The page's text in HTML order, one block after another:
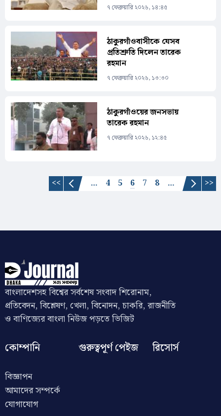
৭ ফেব্রুয়ারি ২০২৬, ১৪:৪৫
ঠাকুরগাঁওবাসীকে যেসব
প্রতিশ্রুতি দিলেন তারেক
রহমান
৭ ফেব্রুয়ারি ২০২৬, ১৩:৩০
ঠাকুরগাঁওয়ের জনসভায়
তারেক রহমান
৭ ফেব্রুয়ারি ২০২৬, ১২:৪৫
<< … 4 5 6 7 8 … >>
বাংলাদেশসহ বিশ্বের সর্বশেষ সংবাদ শিরোনাম,
প্রতিবেদন, বিশ্লেষণ, খেলা, বিনোদন, চাকরি, রাজনীতি
ও বাণিজ্যের বাংলা নিউজ পড়তে ভিজিট
কোম্পানি
বিজ্ঞাপন
আমাদের সম্পর্কে
যোগাযোগ
গুরুত্বপূর্ণ পেইজ রিসোর্স